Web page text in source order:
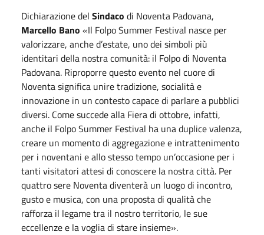
Dichiarazione del Sindaco di Noventa Padovana,
Marcello Bano «Il Folpo Summer Festival nasce per
valorizzare, anche d’estate, uno dei simboli più
identitari della nostra comunità: il Folpo di Noventa
Padovana. Riproporre questo evento nel cuore di
Noventa significa unire tradizione, socialità e
innovazione in un contesto capace di parlare a pubblici
diversi. Come succede alla Fiera di ottobre, infatti,
anche il Folpo Summer Festival ha una duplice valenza,
creare un momento di aggregazione e intrattenimento
per i noventani e allo stesso tempo un’occasione per i
tanti visitatori attesi di conoscere la nostra città. Per
quattro sere Noventa diventerà un luogo di incontro,
gusto e musica, con una proposta di qualità che
rafforza il legame tra il nostro territorio, le sue
eccellenze e la voglia di stare insieme».